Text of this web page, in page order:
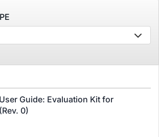
Guide: Evaluation Kit for
0)